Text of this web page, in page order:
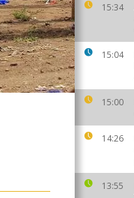
15:34
15:04
15:00
14:26
13:55